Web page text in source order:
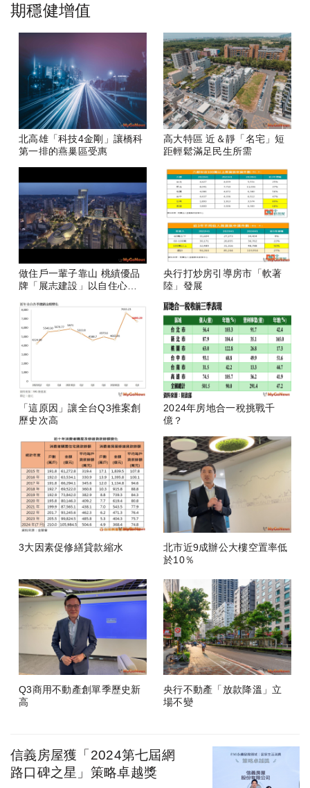
期穩健增值
北高雄「科技4金剛」讓橋科
第一排的燕巢區受惠
高大特區 近＆靜「名宅」短
距輕鬆滿足民生所需
做住戶一輩子靠山 桃績優品
牌「展志建設」以自住心蓋
央行打炒房引導房市「軟著
陸」發展
「這原因」讓全台Q3推案創
歷史次高
2024年房地合一稅挑戰千
億？
3大因素促修繕貸款縮水
北市近9成辦公大樓空置率低
於10％
Q3商用不動產創單季歷史新
高
央行不動產「放款降溫」立
場不變
信義房屋獲「2024第七屆網
路口碑之星」策略卓越獎